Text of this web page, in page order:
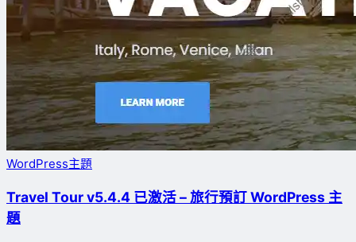
WordPress主題
Travel Tour v5.4.4 已激活 – 旅行預訂 WordPress 主
題